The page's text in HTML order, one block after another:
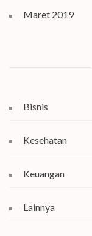
Maret 2019
Bisnis
Kesehatan
Keuangan
Lainnya